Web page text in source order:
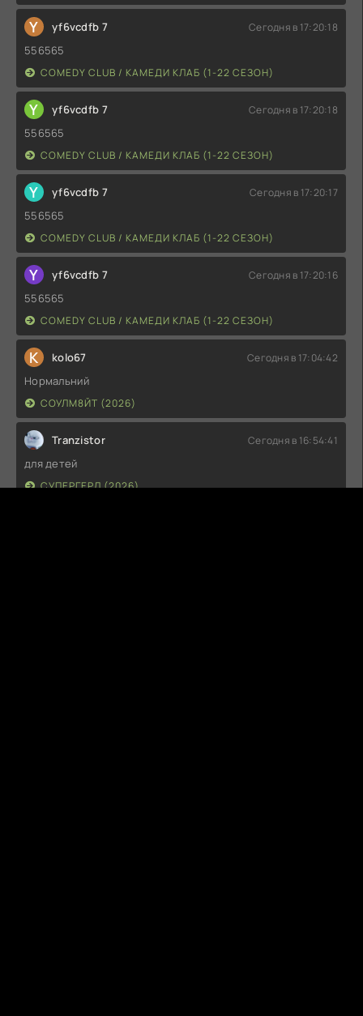
Y yf6vcdfb 7 Сегодня в 17:20:18
556565
COMEDY CLUB / КАМЕДИ КЛАБ (1-22 СЕЗОН)
Y yf6vcdfb 7 Сегодня в 17:20:18
556565
COMEDY CLUB / КАМЕДИ КЛАБ (1-22 СЕЗОН)
Y yf6vcdfb 7 Сегодня в 17:20:17
556565
COMEDY CLUB / КАМЕДИ КЛАБ (1-22 СЕЗОН)
Y yf6vcdfb 7 Сегодня в 17:20:16
556565
COMEDY CLUB / КАМЕДИ КЛАБ (1-22 СЕЗОН)
K kolo67 Сегодня в 17:04:42
Нормальний
СОУЛМ8ЙТ (2026)
Tranzistor Сегодня в 16:54:41
для детей
СУПЕРГЕРЛ (2026)